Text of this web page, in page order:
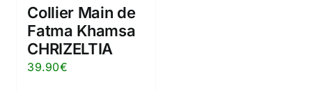
Collier Main de
Fatma Khamsa
CHRIZELTIA
39.90€